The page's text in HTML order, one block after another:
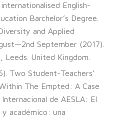
English-
Barchelor’s Degree.
and Applied
September (2017).
United Kingdom.
Two Student-Teachers’
The Empted: A Case
de AESLA: El
académico: una